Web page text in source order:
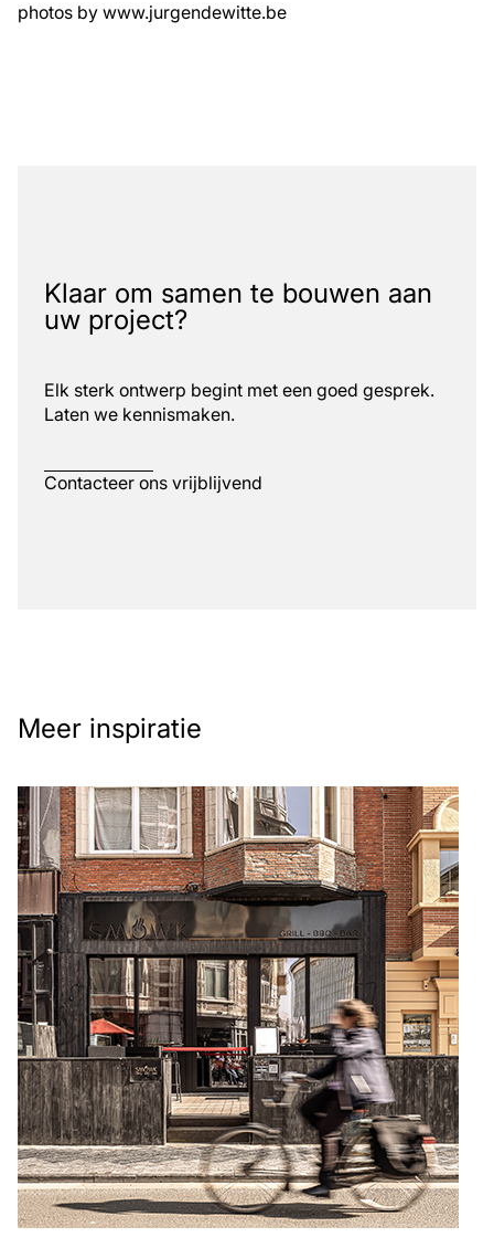
photos by www.jurgendewitte.be
Klaar om samen te bouwen aan
uw project?
Elk sterk ontwerp begint met een goed gesprek.
Laten we kennismaken.
Contacteer ons vrijblijvend
Meer inspiratie